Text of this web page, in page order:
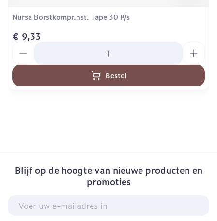
Nursa Borstkompr.nst. Tape 30 P/s
€ 9,33
Bestel
Blijf op de hoogte van nieuwe producten en
promoties